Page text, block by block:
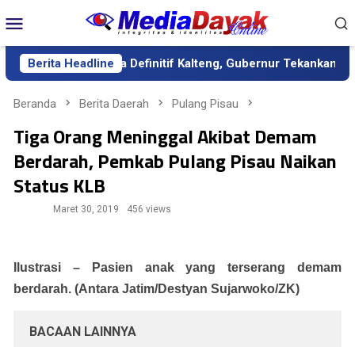
ke
kontenMobile
Berita Headline
Sekda Definitif Kalteng, Gubernur Tekankan Kerja
Beranda Berita Daerah Pulang Pisau
Tiga Orang Meninggal Akibat Demam
Berdarah, Pemkab Pulang Pisau Naikan
Status KLB
Maret 30, 2019 456 views
Ilustrasi – Pasien anak yang terserang demam
berdarah. (Antara Jatim/Destyan Sujarwoko/ZK)
BACAAN LAINNYA